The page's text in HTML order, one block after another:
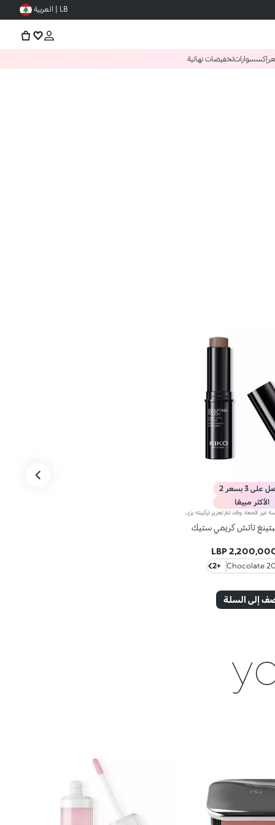
LB | العربية
إكسسواراتتخفيضات نهائية
3 بسعر 2
الأكثر مبيعًا
تاتش كريمي ستيك
201
+2
إلى السلة